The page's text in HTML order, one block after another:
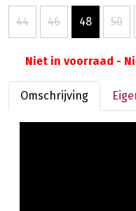
44 46 48 50
Niet in voorraad -
Omschrijving